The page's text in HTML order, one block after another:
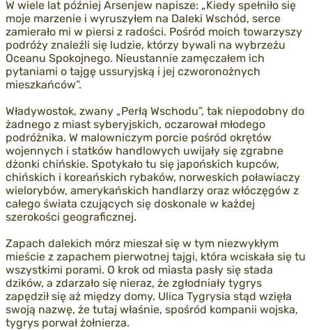
W wiele lat później Arsenjew napisze: „Kiedy spełniło się
moje marzenie i wyruszyłem na Daleki Wschód, serce
zamierało mi w piersi z radości. Pośród moich towarzyszy
podróży znaleźli się ludzie, którzy bywali na wybrzeżu
Oceanu Spokojnego. Nieustannie zamęczałem ich
pytaniami o tajgę ussuryjską i jej czworonożnych
mieszkańców”.
Władywostok, zwany „Perłą Wschodu”, tak niepodobny do
żadnego z miast syberyjskich, oczarował młodego
podróżnika. W malowniczym porcie pośród okrętów
wojennych i statków handlowych uwijały się zgrabne
dżonki chińskie. Spotykało tu się japońskich kupców,
chińskich i koreańskich rybaków, norweskich poławiaczy
wielorybów, amerykańskich handlarzy oraz włóczęgów z
całego świata czujących się doskonale w każdej
szerokości geograficznej.
Zapach dalekich mórz mieszał się w tym niezwykłym
mieście z zapachem pierwotnej tajgi, która wciskała się tu
wszystkimi porami. O krok od miasta pasły się stada
dzików, a zdarzało się nieraz, że zgłodniały tygrys
zapędził się aż między domy. Ulica Tygrysia stąd wzięła
swoją nazwę, że tutaj właśnie, spośród kompanii wojska,
tygrys porwał żołnierza.